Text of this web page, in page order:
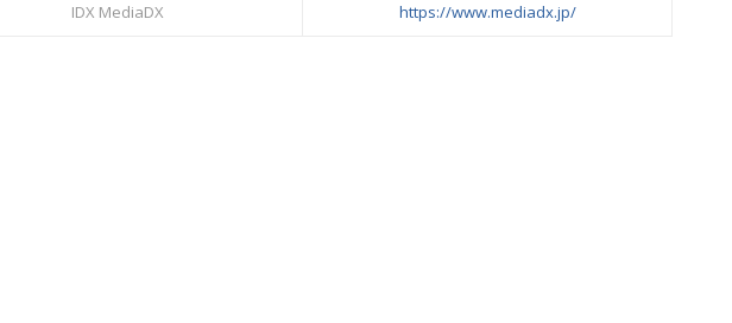
IDX MediaDX https://www.mediadx.jp/